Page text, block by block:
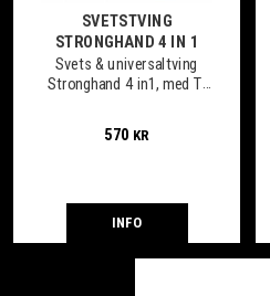
SVETSTVING
STRONGHAND 4 IN 1
Svets & universaltving
Stronghand 4 in1, med T-
570 KR
INFO